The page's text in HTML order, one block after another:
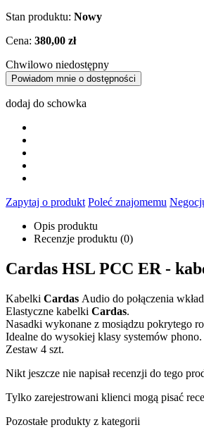
Stan produktu: Nowy
Cena: 380,00 zł
Chwilowo niedostępny
Powiadom mnie o dostępności
dodaj do schowka
Zapytaj o produkt Poleć znajomemu
Opis produktu
Recenzje produktu (0)
Cardas HSL PCC ER -
Kabelki Cardas Audio do połączenia
Elastyczne kabelki Cardas.
Nasadki wykonane z mosiądzu pokrytego
Idealne do wysokiej klasy systemów phono.
Zestaw 4 szt.
Nikt jeszcze nie napisał recenzji do tego
Tylko zarejestrowani klienci mogą pisać
Pozostałe produkty z kategorii